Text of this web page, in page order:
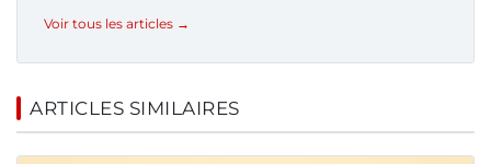
Voir tous les articles →
ARTICLES SIMILAIRES